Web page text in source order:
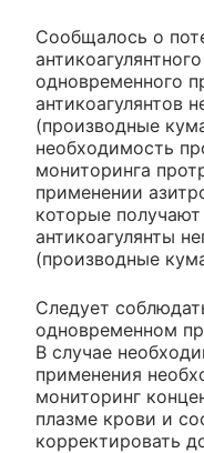
Сообщалось о
одновременного
антикоагулянтов
(производные
необходимость
мониторинга
применении
которые
антикоагулянты
(производные
Следует
одновременном
В случае
применения
мониторинг
плазме крови и
корректировать